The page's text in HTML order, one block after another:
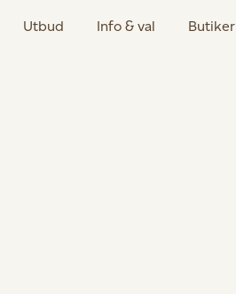
Utbud Info & val Butiker